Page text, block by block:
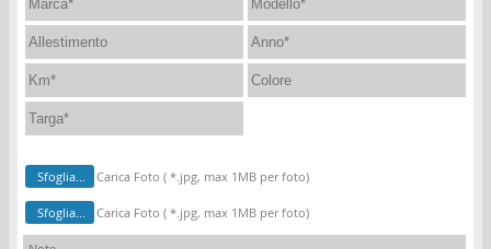
Sfoglia... Carica Foto ( *.jpg, max 1MB per foto)
Sfoglia... Carica Foto ( *.jpg, max 1MB per foto)